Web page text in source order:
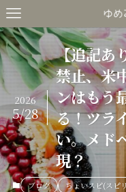
【追記あ
禁止、米
ンはもう
る！ツラ
い。メド
現？
2026
5/28
ブログ ちょいスピ(スピ